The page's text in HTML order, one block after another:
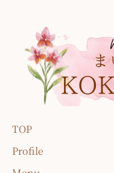
TOP
Profile